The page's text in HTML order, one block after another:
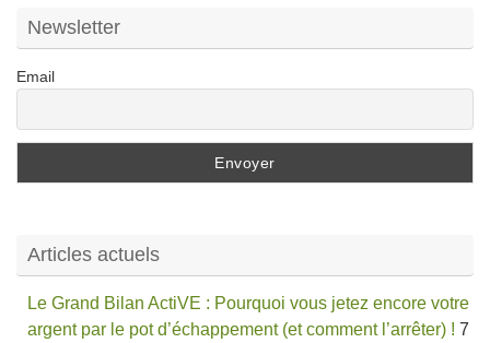
Newsletter
Email
Articles actuels
Le Grand Bilan ActiVE : Pourquoi vous jetez encore votre
argent par le pot d’échappement (et comment l’arrêter) ! 7